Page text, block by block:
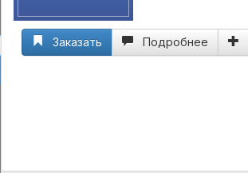
Заказать Подробнее